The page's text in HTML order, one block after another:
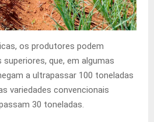
os produtores podem
que, em algumas
a ultrapassar 100 toneladas
variedades convencionais
30 toneladas.